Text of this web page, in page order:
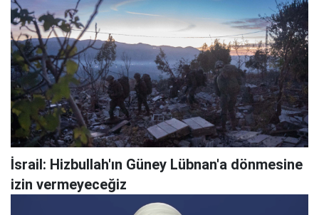
İsrail: Hizbullah'ın Güney Lübnan'a dönmesine
izin vermeyeceğiz